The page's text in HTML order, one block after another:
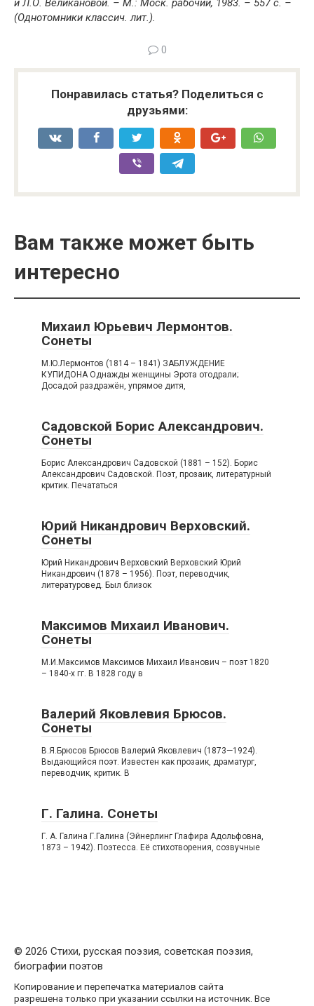
и Л.О. Великановой. – М.: Моск. рабочий, 1983. – 557 с. –
(Однотомники классич. лит.).
0
Понравилась статья? Поделиться с
друзьями:
Вам также может быть
интересно
Михаил Юрьевич Лермонтов.
Сонеты
М.Ю.Лермонтов (1814 – 1841) ЗАБЛУЖДЕНИЕ
КУПИДОНА Однажды женщины Эрота отодрали;
Досадой раздражён, упрямое дитя,
Садовской Борис Александрович.
Сонеты
Борис Александрович Садовской (1881 – 152). Борис
Александрович Садовской. Поэт, прозаик, литературный
критик. Печататься
Юрий Никандрович Верховский.
Сонеты
Юрий Никандрович Верховский Верховский Юрий
Никандрович (1878 – 1956). Поэт, переводчик,
литературовед. Был близок
Максимов Михаил Иванович.
Сонеты
М.И.Максимов Максимов Михаил Иванович – поэт 1820
– 1840-х гг. В 1828 году в
Валерий Яковлевия Брюсов.
Сонеты
В.Я.Брюсов Брюсов Валерий Яковлевич (1873—1924).
Выдающийся поэт. Известен как прозаик, драматург,
переводчик, критик. В
Г. Галина. Сонеты
Г. А. Галина Г.Галина (Эйнерлинг Глафира Адольфовна,
1873 – 1942). Поэтесса. Её стихотворения, созвучные
© 2026 Стихи, русская поэзия, советская поэзия,
биографии поэтов
Копирование и перепечатка материалов сайта
разрешена только при указании ссылки на источник. Все